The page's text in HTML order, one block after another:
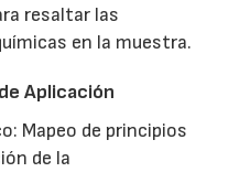
resaltar las
en la muestra.
Aplicación
Mapeo de principios
de la